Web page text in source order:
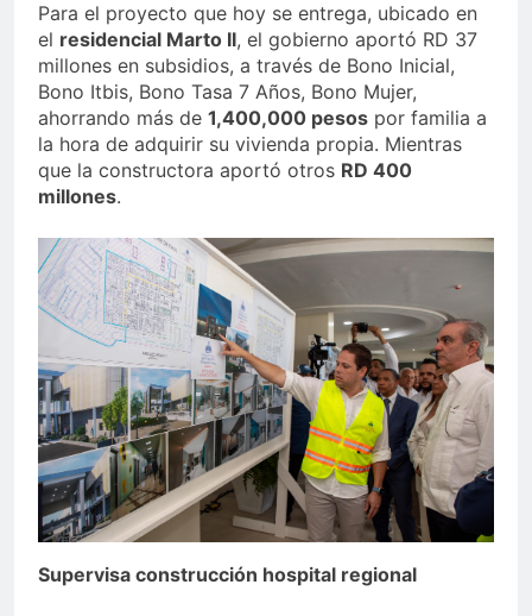
Para el proyecto que hoy se entrega, ubicado en
el residencial Marto II, el gobierno aportó RD 37
millones en subsidios, a través de Bono Inicial,
Bono Itbis, Bono Tasa 7 Años, Bono Mujer,
ahorrando más de 1,400,000 pesos por familia a
la hora de adquirir su vivienda propia. Mientras
que la constructora aportó otros RD 400
millones.
Supervisa construcción hospital regional